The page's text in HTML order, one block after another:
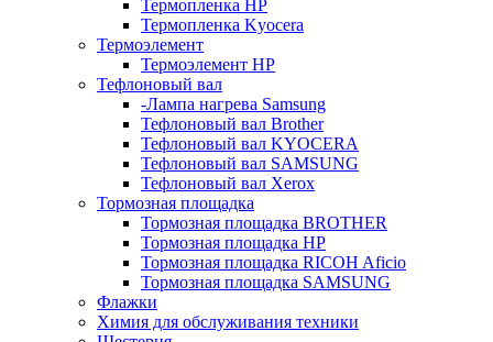
Термопленка HP
Термопленка Kyocera
Термоэлемент
Термоэлемент НР
Тефлоновый вал
-Лампа нагрева Samsung
Тефлоновый вал Brother
Тефлоновый вал KYOCERA
Тефлоновый вал SAMSUNG
Тефлоновый вал Xerox
Тормозная площадка
Тормозная площадка BROTHER
Тормозная площадка HP
Тормозная площадка RICOH Aficio
Тормозная площадка SAMSUNG
Флажки
Химия для обслуживания техники